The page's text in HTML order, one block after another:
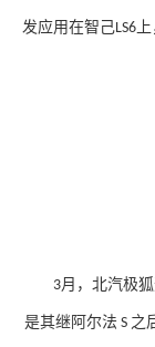
发应用在智己LS6
3月，北汽极
是其继阿尔法 S 之